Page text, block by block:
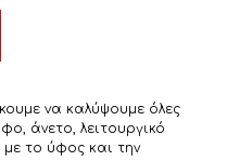
να καλύψουμε όλες
άνετο, λειτουργικό
το ύφος και την